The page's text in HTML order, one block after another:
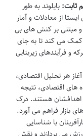
ثابت: بایلوند به طور
از معادلات و آمار
و مبتنی بر کنش های بی
کمک می کند تا به جای
و فرآیندهای زیربنایی
هر تحلیل اقتصادی،
اقتصادی، نتیجه
اهدافشان هستند. درک
بازار فراهم می آورد.
با شناسایی